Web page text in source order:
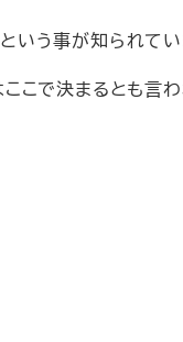
いう事が知られてい
こで決まるとも言